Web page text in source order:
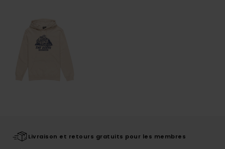
Livraison et retours gratuits pour les membres